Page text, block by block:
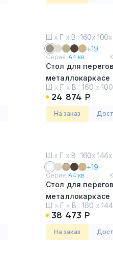
Ш х Г х В : 160х 100х
+19
Серия:А4 кв...
Стол для
металлокаркасе
Мокко премиум
Ш х Г х В : 160 х 100
24 874 Р
На заказ
Ш х Г х В : 160х 144х
+19
Серия:А4 кв...
Стол для
металлокаркасе
Белый премиум
Ш х Г х В : 160 х 144
38 473 Р
На заказ